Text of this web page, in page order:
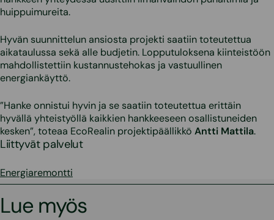
huippuimureita.
Hyvän suunnittelun ansiosta projekti saatiin toteutettua
aikataulussa sekä alle budjetin. Lopputuloksena kiinteistöön
mahdollistettiin kustannustehokas ja vastuullinen
energiankäyttö.
”Hanke onnistui hyvin ja se saatiin toteutettua erittäin
hyvällä yhteistyöllä kaikkien hankkeeseen osallistuneiden
kesken”, toteaa EcoRealin projektipäällikkö Antti Mattila.
Liittyvät palvelut
Energiaremontti
Lue myös